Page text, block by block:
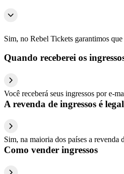
Sim, no Rebel Tickets garantimos que
Quando receberei os
Você receberá seus ingressos por e-
A revenda de ingressos é
Sim, na maioria dos países a revenda
Como vender ingressos